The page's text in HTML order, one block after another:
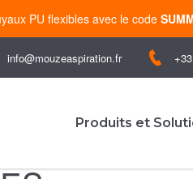
PU flexibles avec le code
info@mouzeaspiration.fr
Produits et